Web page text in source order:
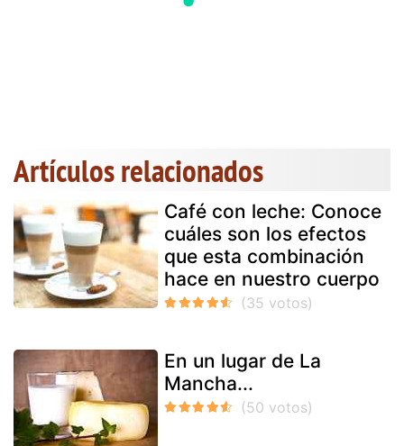
Artículos relacionados
Café con leche: Conoce
cuáles son los efectos
que esta combinación
hace en nuestro cuerpo
En un lugar de La
Mancha...